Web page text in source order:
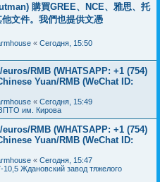
購買GREE、NCE、雅思、托
文件。我們也提供文憑
« Сегодня, 15:50
RMB (WHATSAPP: +1 (754)
Yuan/RMB (WeChat ID:
« Сегодня, 15:49
им. Кирова
RMB (WHATSAPP: +1 (754)
Yuan/RMB (WeChat ID:
« Сегодня, 15:47
Ждановский завод тяжелого